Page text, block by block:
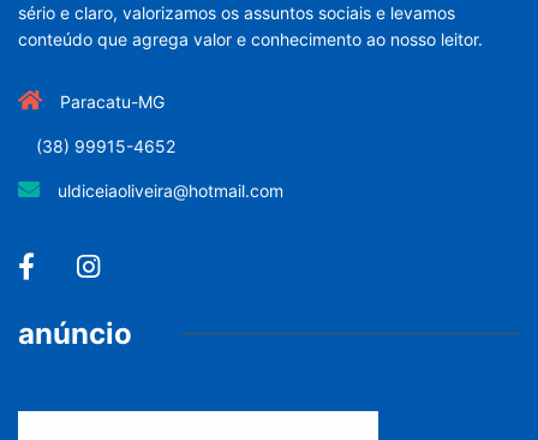
sério e claro, valorizamos os assuntos sociais e levamos
conteúdo que agrega valor e conhecimento ao nosso leitor.
Paracatu-MG
(38) 99915-4652
uldiceiaoliveira@hotmail.com
anúncio